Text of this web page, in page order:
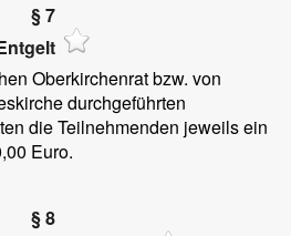
§ 7
Oberkirchenrat bzw. von
durchgeführten
die Teilnehmenden jeweils ein
Euro.
§ 8